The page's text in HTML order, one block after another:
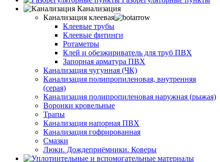
Канализация
Канализация клеевая
Клеевые трубы
Клеевые фитинги
Ротаметры
Клей и обезжириватель для труб ПВХ
Запорная арматура ПВХ
Канализация чугунная (ЧК)
Канализация полипропиленовая, внутренняя
(серая)
Канализация полипропиленовая наружная (рыжая)
Воронки кровельные
Трапы
Канализация напорная ПВХ
Канализация гофрированная
Смазки
Люки. Дождеприёмники. Коверы